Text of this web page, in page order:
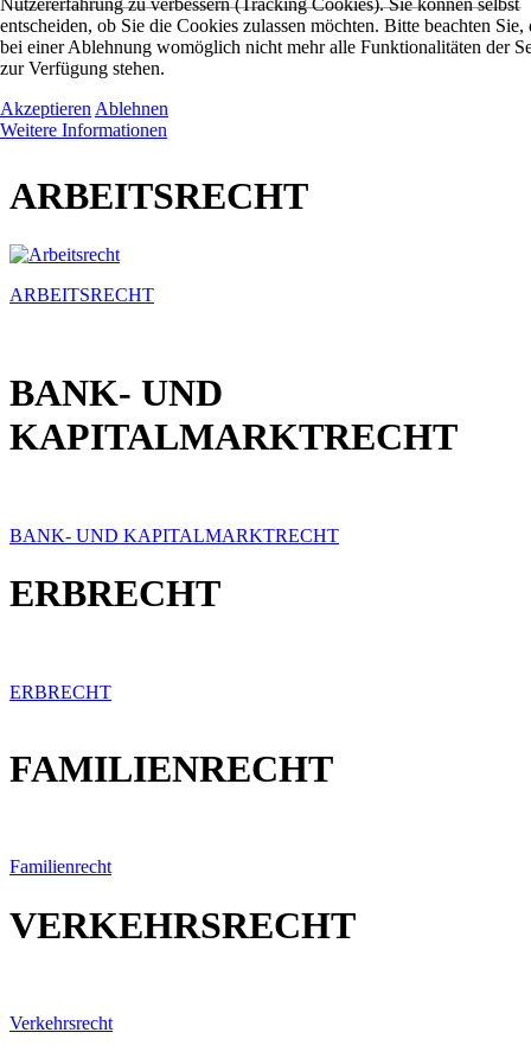
ARBEITSRECHT
ARBEITSRECHT
BANK- UND
KAPITALMARKTRECHT
BANK- UND KAPITALMARKTRECHT
ERBRECHT
ERBRECHT
FAMILIENRECHT
Familienrecht
VERKEHRSRECHT
Verkehrsrecht
Nutzererfahrung zu verbessern (Tracking Cookies). Sie können selbst
entscheiden, ob Sie die Cookies zulassen möchten. Bitte beachten Sie,
bei einer Ablehnung womöglich nicht mehr alle Funktionalitäten der
zur Verfügung stehen.
Akzeptieren Ablehnen
Weitere Informationen